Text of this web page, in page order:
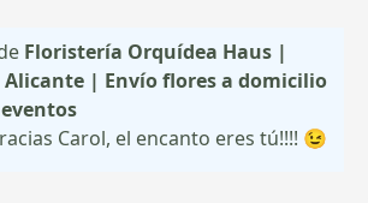
Floristería Orquídea Haus |
| Envío flores a domicilio
Carol, el encanto eres tú!!!! 😉